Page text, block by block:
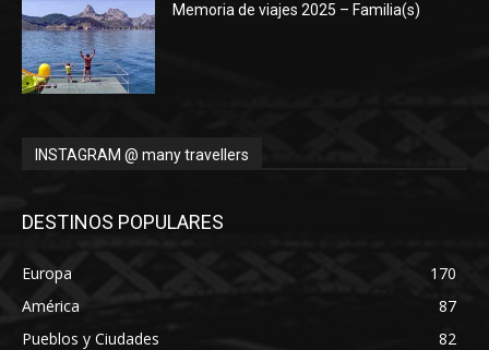
Memoria de viajes 2025 – Familia(s)
INSTAGRAM @ many travellers
DESTINOS POPULARES
Europa
170
América
87
Pueblos y Ciudades
82